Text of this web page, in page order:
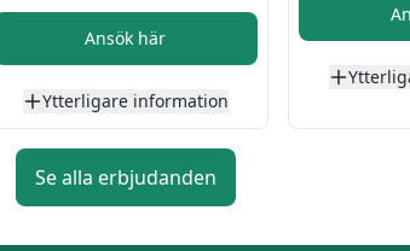
Ansök här
Ytterligare information
Se alla erbjudanden